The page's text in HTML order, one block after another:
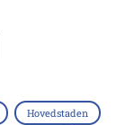
Hovedstaden